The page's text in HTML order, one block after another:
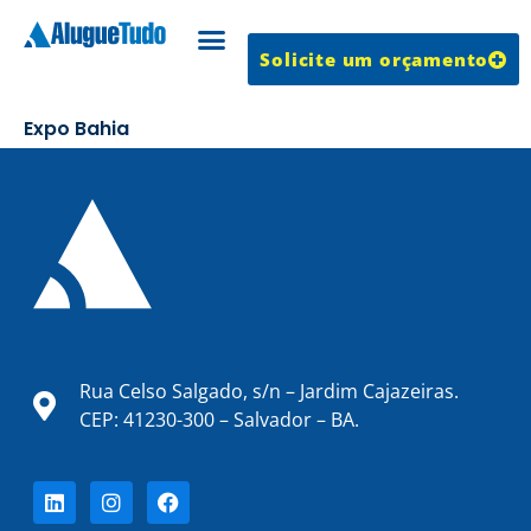
Solicite um orçamento
Expo Bahia
Rua Celso Salgado, s/n – Jardim Cajazeiras.
CEP: 41230-300 – Salvador – BA.